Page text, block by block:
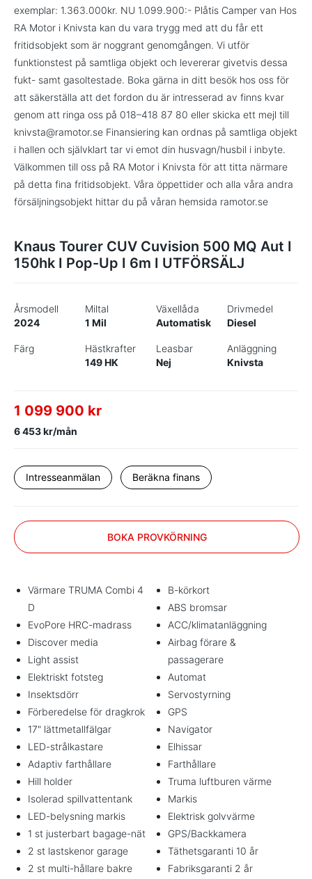
exemplar: 1.363.000kr. NU 1.099.900:- Plåtis Camper van Hos
RA Motor i Knivsta kan du vara trygg med att du får ett
fritidsobjekt som är noggrant genomgången. Vi utför
funktionstest på samtliga objekt och levererar givetvis dessa
fukt- samt gasoltestade. Boka gärna in ditt besök hos oss för
att säkerställa att det fordon du är intresserad av finns kvar
genom att ringa oss på 018–418 87 80 eller skicka ett mejl till
knivsta@ramotor.se Finansiering kan ordnas på samtliga objekt
i hallen och självklart tar vi emot din husvagn/husbil i inbyte.
Välkommen till oss på RA Motor i Knivsta för att titta närmare
på detta fina fritidsobjekt. Våra öppettider och alla våra andra
försäljningsobjekt hittar du på våran hemsida ramotor.se
Knaus Tourer CUV Cuvision 500 MQ Aut I
150hk I Pop-Up I 6m I UTFÖRSÄLJ
Årsmodell
2024
Miltal
1 Mil
Växellåda
Automatisk
Drivmedel
Diesel
Färg
Hästkrafter
149 HK
Leasbar
Nej
Anläggning
Knivsta
1 099 900 kr
6 453 kr/mån
Intresseanmälan Beräkna finans
BOKA PROVKÖRNING
Värmare TRUMA Combi 4
D
EvoPore HRC-madrass
Discover media
Light assist
Elektriskt fotsteg
Insektsdörr
Förberedelse för dragkrok
17" lättmetallfälgar
LED-strålkastare
Adaptiv farthållare
Hill holder
Isolerad spillvattentank
LED-belysning markis
1 st justerbart bagage-nät
2 st lastskenor garage
2 st multi-hållare bakre
B-körkort
ABS bromsar
ACC/klimatanläggning
Airbag förare &
passagerare
Automat
Servostyrning
GPS
Navigator
Elhissar
Farthållare
Truma luftburen värme
Markis
Elektrisk golvvärme
GPS/Backkamera
Täthetsgaranti 10 år
Fabriksgaranti 2 år